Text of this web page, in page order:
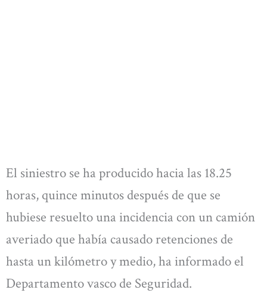
El siniestro se ha producido hacia las 18.25
horas, quince minutos después de que se
hubiese resuelto una incidencia con un camión
averiado que había causado retenciones de
hasta un kilómetro y medio, ha informado el
Departamento vasco de Seguridad.